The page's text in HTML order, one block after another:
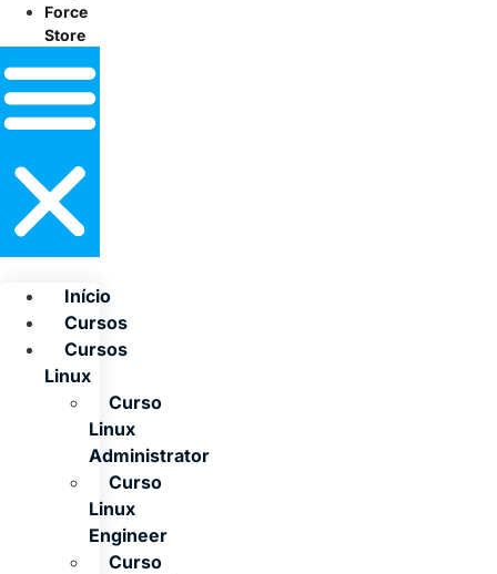
Force
Store
Início
Cursos
Cursos
Linux
Curso
Linux
Administrator
Curso
Linux
Engineer
Curso